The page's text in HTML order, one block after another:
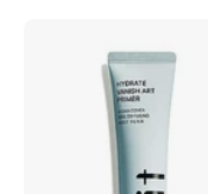
Vanish
Art
Primer